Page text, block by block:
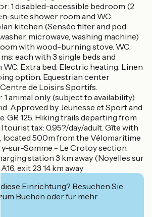
1 disabled-accessible bedroom (2
suite shower room and WC.
kitchen (Senséo filter and pod
microwave, washing machine)
with wood-burning stove. WC.
each with 3 single beds and
WC. Extra bed. Electric heating. Linen
option. Equestrian center
Centre de Loisirs Sportifs.
1 animal only (subject to availability):
Approved by Jeunesse et Sport and
GR 125. Hiking trails departing from
tourist tax: 0.95?/day/adult. Gîte with
located 500m from the Vélomaritime
sur-Somme - Le Crotoy section.
station 3 km away (Noyelles sur
exit 23 14 km away
diese Einrichtung? Besuchen Sie
Buchen oder für mehr